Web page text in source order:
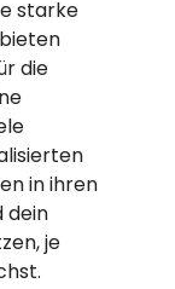
starke
die
in ihren
dein
je